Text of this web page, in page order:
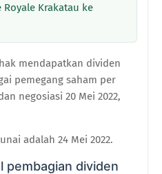
Royale Krakatau ke
mendapatkan dividen
pemegang saham per
negosiasi 20 Mei 2022,
adalah 24 Mei 2022.
pembagian dividen